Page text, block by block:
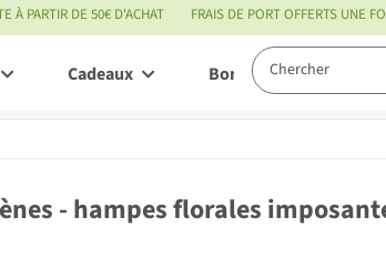
À PARTIR DE 50€ D'ACHAT FRAIS DE PORT OFFERTS UNE
Cadeaux Bon à savoir
- hampes florales